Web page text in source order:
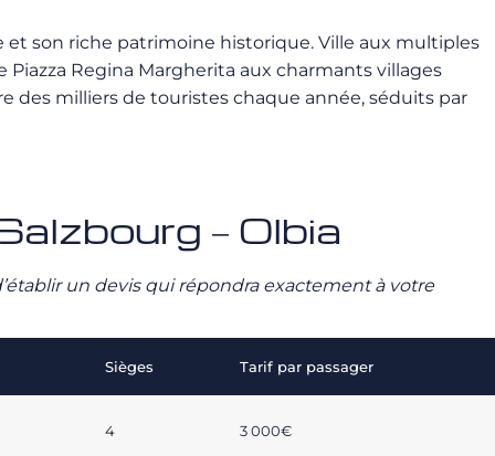
et son riche patrimoine historique. Ville aux multiples
Regina Margherita aux charmants villages
des milliers de touristes chaque année, séduits par
– Olbia
un devis qui répondra exactement à votre
Sièges Tarif par passager
4 3 000€